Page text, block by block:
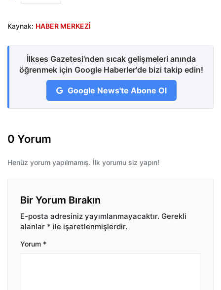
Kaynak: HABER MERKEZİ
İlkses Gazetesi'nden sıcak gelişmeleri anında
öğrenmek için Google Haberler'de bizi takip edin!
Google News'te Abone Ol
0 Yorum
Henüz yorum yapılmamış. İlk yorumu siz yapın!
Bir Yorum Bırakın
E-posta adresiniz yayımlanmayacaktır. Gerekli
alanlar * ile işaretlenmişlerdir.
Yorum *